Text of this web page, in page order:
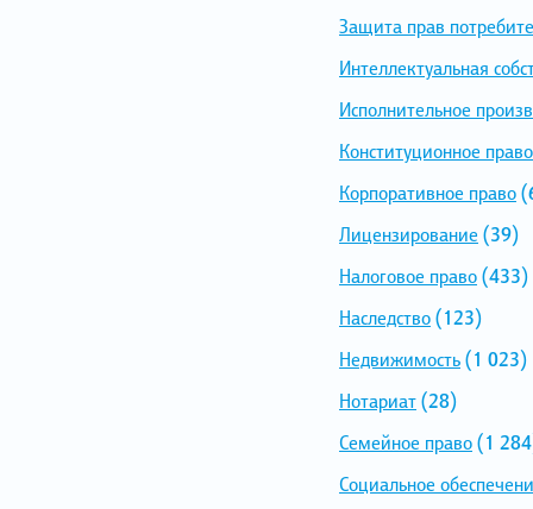
Защита прав
Интеллектуальная
Исполнительное
Конституционное право
Корпоративное право
Лицензирование (39)
Налоговое право(433)
Наследство(123)
Недвижимость(1 023)
Нотариат(28)
Семейное право(1
Социальное